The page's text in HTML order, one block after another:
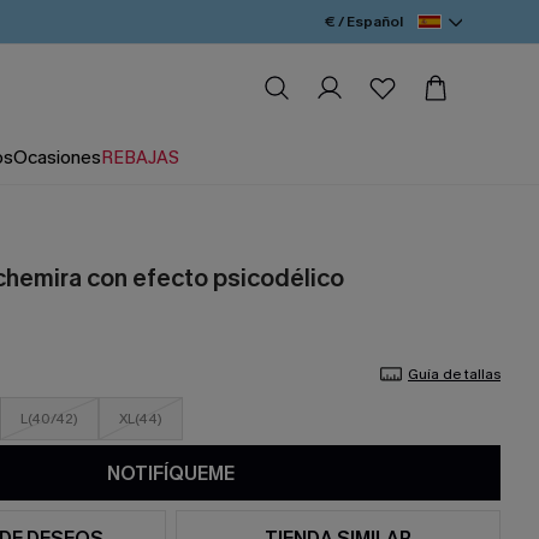
€ / Español
OcasionesREBAJAS
con efecto psicodélico
Guía de tallas
L(40/42) XL(44)
NOTIFÍQUEME